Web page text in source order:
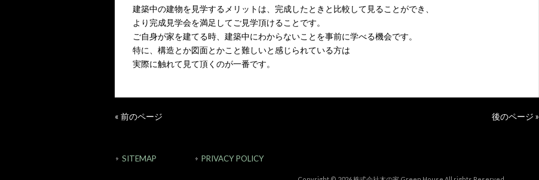
建築中の建物を見学するメリットは、完成したときと比較して見ることができ、
より完成見学会を満足してご見学頂けることです。
ご自身が家を建てる時、建築中にわからないことを事前に学べる機会です。
特に、構造とか図面とかこと難しいと感じられている方は
実際に触れて見て頂くのが一番です。
« 前のページ 後のページ »
SITEMAP PRIVACY POLICY